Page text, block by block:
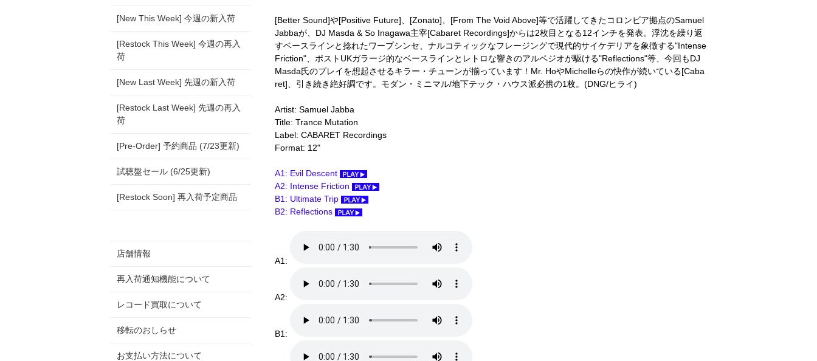
[Better Sound]や[Positive Future]、[Zonato]、[From The Void Above]等で活躍してきたコロンビア拠点のSamuel
Jabbaが、DJ Masda & So Inagawa主宰[Cabaret Recordings]からは2枚目となる12インチを発表。浮沈を繰り返
すベースラインと捻れたワープシンセ、ナルコティックなフレージングで現代的サイケデリアを象徴する"Intense
Friction"、ポストUKガラージ的なベースラインとレトロな響きのアルペジオが駆ける"Reflections"等、今回もDJ
Masda氏のプレイを想起させるキラー・チューンが揃っています！Mr. HoやMichelleらの快作が続いている[Caba
ret]、引き続き絶好調です。モダン・ミニマル/地下テック・ハウス派必携の1枚。(DNG/ヒライ)
Artist: Samuel Jabba
Title: Trance Mutation
Label: CABARET Recordings
Format: 12"
A1: Evil Descent
A2: Intense Friction
B1: Ultimate Trip
B2: Reflections
A1:
A2:
B1:
[New This Week] 今週の新入荷
[Restock This Week] 今週の再入
荷
[New Last Week] 先週の新入荷
[Restock Last Week] 先週の再入
荷
[Pre-Order] 予約商品 (7/23更新)
試聴盤セール (6/25更新)
[Restock Soon] 再入荷予定商品
店舗情報
再入荷通知機能について
レコード買取について
移転のおしらせ
お支払い方法について